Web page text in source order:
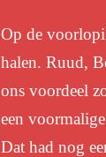
Op de
halen. Ruud,
ons voordeel
een
Dat had nog